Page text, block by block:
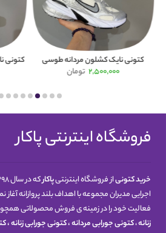
کتونی نایک کشلون مردانه طوسی
2,500,000 تومان
کتونی
فروشگاه اینترنتی پاکار
خرید کتونیاز فروشگاه اینترنتیپاکار
اجرایی مدیران مجموعه با اهداف بلند پروازانه آغاز
فعالیت خود را در زمینه ی فروش محصولاتی
زنانه،کتونی جورابی مردانه،کتونی جورابی زنانه،